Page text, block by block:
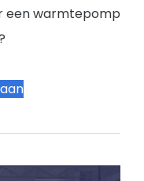
een warmtepomp